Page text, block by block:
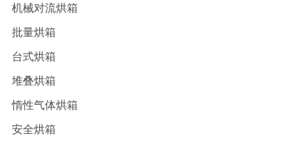
机械对流烘箱
批量烘箱
台式烘箱
堆叠烘箱
惰性气体烘箱
安全烘箱